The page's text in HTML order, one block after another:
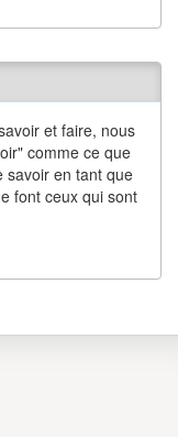
et faire, nous
comme ce que
savoir en tant que
font ceux qui sont